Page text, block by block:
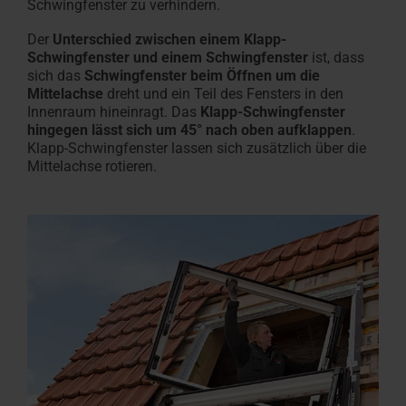
Schwingfenster zu verhindern.
Der Unterschied zwischen einem Klapp-
Schwingfenster und einem Schwingfenster ist, dass
sich das Schwingfenster beim Öffnen um die
Mittelachse dreht und ein Teil des Fensters in den
Innenraum hineinragt. Das Klapp-Schwingfenster
hingegen lässt sich um 45° nach oben aufklappen.
Klapp-Schwingfenster lassen sich zusätzlich über die
Mittelachse rotieren.